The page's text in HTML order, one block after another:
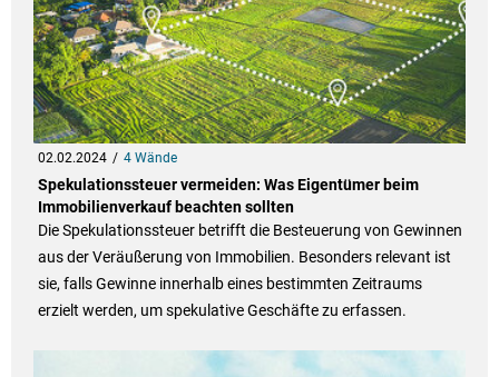
02.02.2024 4 Wände
Spekulationssteuer vermeiden: Was Eigentümer beim
Immobilienverkauf beachten sollten
Die Spekulationssteuer betrifft die Besteuerung von Gewinnen
aus der Veräußerung von Immobilien. Besonders relevant ist
sie, falls Gewinne innerhalb eines bestimmten Zeitraums
erzielt werden, um spekulative Geschäfte zu erfassen.